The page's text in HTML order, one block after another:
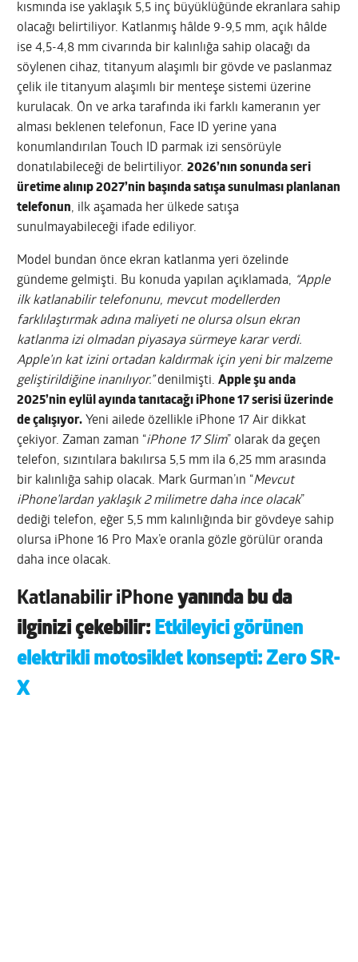
kısmında ise yaklaşık 5,5 inç büyüklüğünde ekranlara sahip
olacağı belirtiliyor. Katlanmış hâlde 9-9,5 mm, açık hâlde
ise 4,5-4,8 mm civarında bir kalınlığa sahip olacağı da
söylenen cihaz, titanyum alaşımlı bir gövde ve paslanmaz
çelik ile titanyum alaşımlı bir menteşe sistemi üzerine
kurulacak. Ön ve arka tarafında iki farklı kameranın yer
alması beklenen telefonun, Face ID yerine yana
konumlandırılan Touch ID parmak izi sensörüyle
donatılabileceği de belirtiliyor.2026’nın sonunda seri
üretime alınıp 2027’nin başında satışa sunulması planlanan
telefonun, ilk aşamada her ülkede satışa
sunulmayabileceği ifade ediliyor.
Model bundan önce ekran katlanma yeri özelinde
gündeme gelmişti. Bu konuda yapılan açıklamada, “Apple
ilk katlanabilir telefonunu, mevcut modellerden
farklılaştırmak adına maliyeti ne olursa olsun ekran
katlanma izi olmadan piyasaya sürmeye karar verdi.
Apple’ın kat izini ortadan kaldırmak için yeni bir malzeme
geliştirildiğine inanılıyor.”denilmişti.Apple şu anda
2025’nin eylül ayında tanıtacağı iPhone 17 serisi üzerinde
de çalışıyor. Yeni ailede özellikle iPhone 17 Air dikkat
çekiyor. Zaman zaman “iPhone 17 Slim” olarak da geçen
telefon, sızıntılara bakılırsa 5,5 mm ila 6,25 mm arasında
bir kalınlığa sahip olacak. Mark Gurman’ın “Mevcut
iPhone’lardan yaklaşık 2 milimetre daha ince olacak”
dediği telefon, eğer 5,5 mm kalınlığında bir gövdeye sahip
olursa iPhone 16 Pro Max’e oranla gözle görülür oranda
daha ince olacak.
Katlanabilir iPhoneyanında bu da
ilginizi çekebilir: Etkileyici görünen
elektrikli motosiklet konsepti: Zero SR-
X